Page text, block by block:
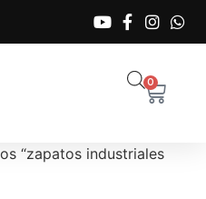
0
“zapatos industriales